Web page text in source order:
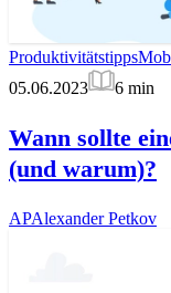
Produktivitätstipps
05.06.2023
6 min
Wann sollte
(und warum)?
APAlexander Petkov